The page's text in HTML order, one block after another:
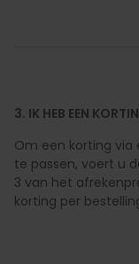
3. IK HEB EEN
Om een korting
te passen, voert u
3 van het
korting per